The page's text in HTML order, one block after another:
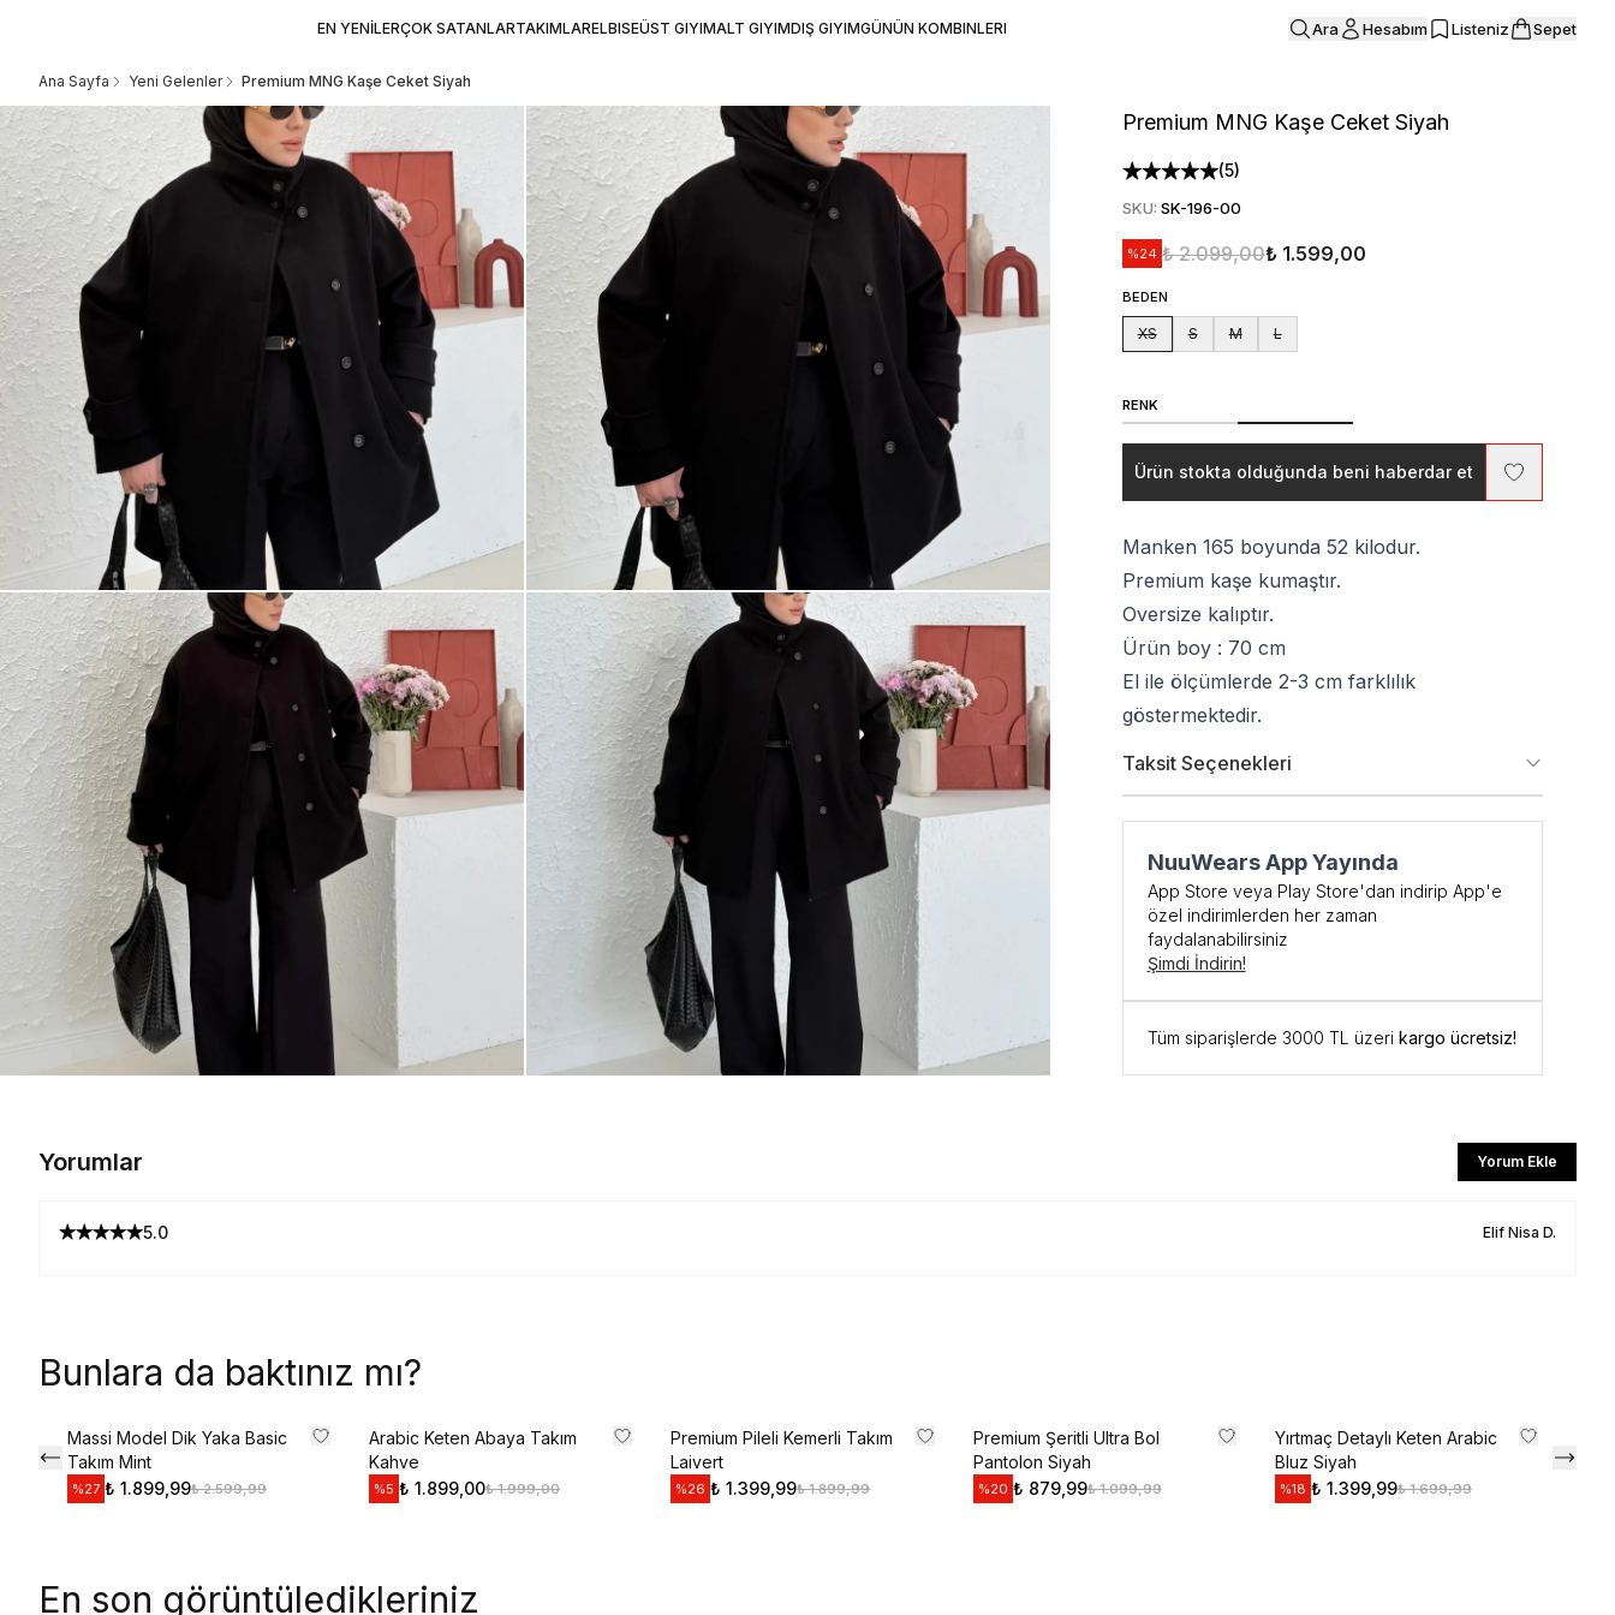
EN YENİLERÇOK SATANLARTAKIMLARELBISEÜST GIYIMALT GIYIMDIŞ GIYIMGÜNÜN KOMBINLERI Ara Hesabım Listeniz Sepet
Ana Sayfa Yeni Gelenler Premium MNG Kaşe Ceket Siyah
Premium MNG Kaşe Ceket Siyah
(5)
SKU: SK-196-00
%24 ₺ 2.099,00₺ 1.599,00
BEDEN
XS S M L
RENK
Ürün stokta olduğunda beni haberdar et
Manken 165 boyunda 52 kilodur.
Premium kaşe kumaştır.
Oversize kalıptır.
Ürün boy : 70 cm
El ile ölçümlerde 2-3 cm farklılık
göstermektedir.
Taksit Seçenekleri
NuuWears App Yayında
App Store veya Play Store'dan indirip App'e
özel indirimlerden her zaman
faydalanabilirsiniz
Şimdi İndirin!
Tüm siparişlerde 3000 TL üzeri kargo ücretsiz!
Yorumlar Yorum Ekle
5.0 Elif Nisa D.
Bunlara da baktınız mı?
Massi Model Dik Yaka Basic
Takım Mint
%27 ₺ 1.899,99₺ 2.599,99
Arabic Keten Abaya Takım
Kahve
%5 ₺ 1.899,00₺ 1.999,00
Premium Pileli Kemerli Takım
Laivert
%26 ₺ 1.399,99₺ 1.899,99
Premium Şeritli Ultra Bol
Pantolon Siyah
%20 ₺ 879,99₺ 1.099,99
Yırtmaç Detaylı Keten Arabic
Bluz Siyah
%18 ₺ 1.399,99₺ 1.699,99
En son görüntüledikleriniz
İlk Siparişe Özel
%10 İNDİRİM
İlk siparişte %10 indirim kodunu öğrenmek ve
size özel teklifler için kaydolun.